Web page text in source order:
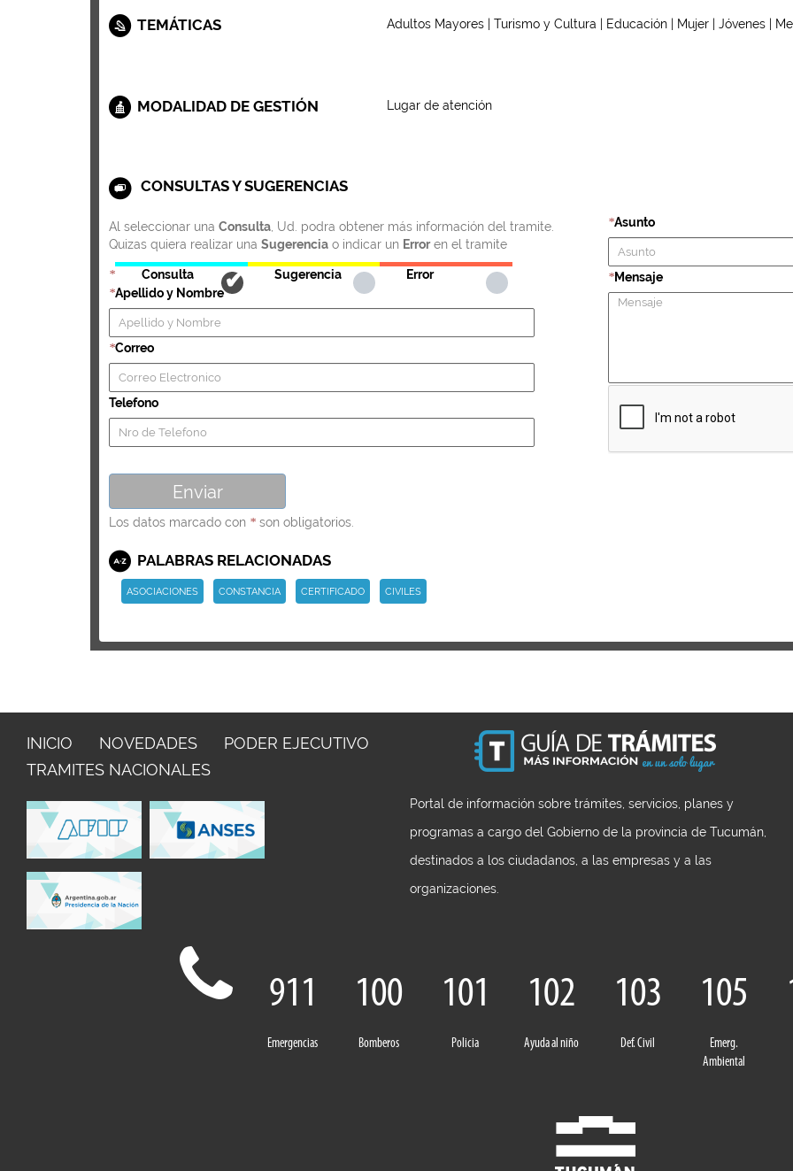
TEMÁTICAS Adultos Mayores | Turismo y Cultura | Educación | Mujer | Jóvenes |
MODALIDAD DE GESTIÓN Lugar de atención
CONSULTAS Y SUGERENCIAS
Al seleccionar una Consulta , Ud. podra obtener más información del tramite.
Quizas quiera realizar una Sugerencia o indicar un Erroren el tramite
* Consulta Sugerencia Error
*Apellido y Nombre
*Correo
Telefono
*Asunto
*Mensaje
Los datos marcado con * son obligatorios.
PALABRAS RELACIONADAS
ASOCIACIONES CONSTANCIA CERTIFICADO CIVILES
INICIO NOVEDADES
PODER EJECUTIVO
TRAMITES NACIONALES
Portal de información sobre trámites, servicios, planes y
programas a cargo del Gobierno de la provincia de Tucumán,
destinados a los ciudadanos, a las empresas y a las
organizaciones.
911
Emergencias
100
Bomberos
101
Policia
102
Ayuda al niño
103
Def. Civil
105
Emerg.
Ambiental